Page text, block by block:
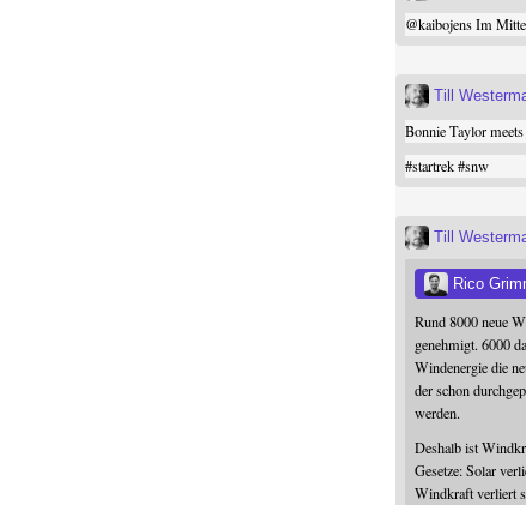
@kaibojensIm
Till
Bonnie Taylor
#startrek #snw
Till
Rico
Rund 8000 neue
genehmigt. 6000
Windenergie die
der schon
werden.
Deshalb ist
Gesetze: Solar
Windkraft verliert